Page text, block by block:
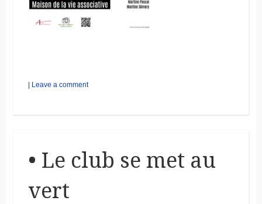
| Leave a comment
• Le club se met au
vert